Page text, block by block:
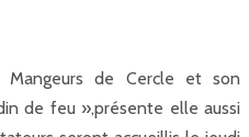
Mangeurs de Cercle et son
de feu »,présente elle aussi